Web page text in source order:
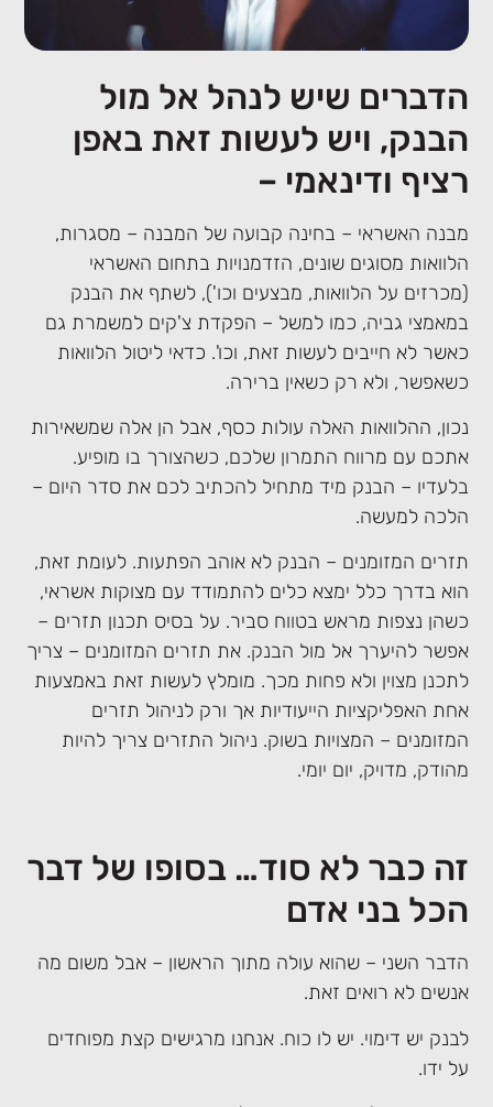
הדברים שיש לנהל אל מול
הבנק, ויש לעשות זאת באפן
רציף ודינאמי –
מבנה האשראי – בחינה קבועה של המבנה – מסגרות,
הלוואות מסוגים שונים, הזדמנויות בתחום האשראי
(מכרזים על הלוואות, מבצעים וכו'), לשתף את הבנק
במאמצי גביה, כמו למשל – הפקדת צ'קים למשמרת גם
כאשר לא חייבים לעשות זאת, וכו'. כדאי ליטול הלוואות
כשאפשר, ולא רק כשאין ברירה.
נכון, ההלוואות האלה עולות כסף, אבל הן אלה שמשאירות
אתכם עם מרווח התמרון שלכם, כשהצורך בו מופיע.
בלעדיו – הבנק מיד מתחיל להכתיב לכם את סדר היום –
הלכה למעשה.
תזרים המזומנים – הבנק לא אוהב הפתעות. לעומת זאת,
הוא בדרך כלל ימצא כלים להתמודד עם מצוקות אשראי,
כשהן נצפות מראש בטווח סביר. על בסיס תכנון תזרים –
אפשר להיערך אל מול הבנק. את תזרים המזומנים – צריך
לתכנן מצוין ולא פחות מכך. מומלץ לעשות זאת באמצעות
אחת האפליקציות הייעודיות אך ורק לניהול תזרים
המזומנים – המצויות בשוק. ניהול התזרים צריך להיות
מהודק, מדויק, יום יומי.
זה כבר לא סוד… בסופו של דבר
הכל בני אדם
הדבר השני – שהוא עולה מתוך הראשון – אבל משום מה
אנשים לא רואים זאת.
לבנק יש דימוי. יש לו כוח. אנחנו מרגישים קצת מפוחדים
על ידו.